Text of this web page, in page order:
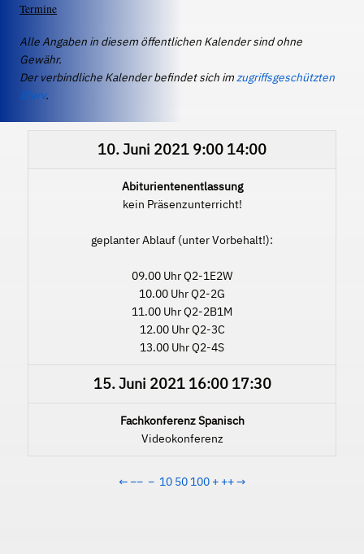
Termine
Alle Angaben in diesem öffentlichen Kalender sind ohne
Gewähr.
Der verbindliche Kalender befindet sich imzugriffsgeschützten
IServ.
10. Juni 2021 9:00 14:00
Abiturientenentlassung
kein Präsenzunterricht!
geplanter Ablauf (unter Vorbehalt!):
09.00 Uhr Q2-1E2W
10.00 Uhr Q2-2G
11.00 Uhr Q2-2B1M
12.00 Uhr Q2-3C
13.00 Uhr Q2-4S
15. Juni 202116:00 17:30
Fachkonferenz Spanisch
Videokonferenz
← −− − 10 50 100 + ++→